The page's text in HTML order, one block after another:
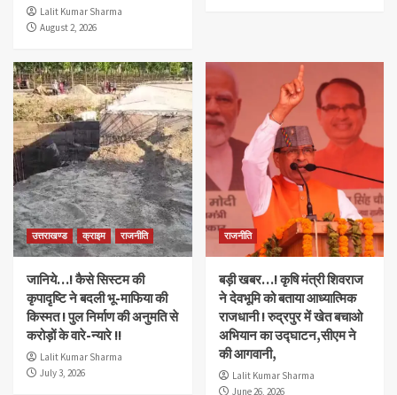
Lalit Kumar Sharma
August 2, 2026
उत्तराखण्ड क्राइम राजनीति
जानिये…! कैसे सिस्टम की
कृपादृष्टि ने बदली भू-माफिया की
किस्मत ! पुल निर्माण की अनुमति से
करोड़ों के वारे-न्यारे !!
Lalit Kumar Sharma
July 3, 2026
राजनीति
बड़ी खबर…! कृषि मंत्री शिवराज
ने देवभूमि को बताया आध्यात्मिक
राजधानी ! रुद्रपुर में खेत बचाओ
अभियान का उद्घाटन,सीएम ने
की आगवानी,
Lalit Kumar Sharma
June 26, 2026